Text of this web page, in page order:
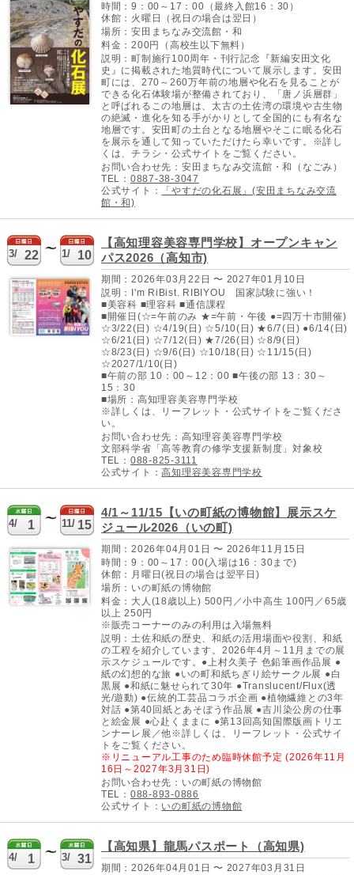
時間：9：00～17：00（最終入館16：30）
休館：火曜日（祝日の場合は翌日）
場所：安田まちなみ交流館・和
料金：200円（高校生以下無料）
説明：町制施行100周年・刊行記念『新編安田文化
史』に掲載された地質時代について展示します。安田
町には、270～260万年前の地層や化石を見ることが
できる化石体験場が整備されており、「唐ノ浜層群」
と呼ばれるこの地層は、太古の土佐湾の環境や古生物
の絶滅・進化を知る手がかりとして全国的にも有名な
地層です。安田町の土台となる地層やそこに眠る化石
を展示を通して知っていただけたら幸いです。※詳し
くは、チラシ・公式サイトをご覧ください。
お問い合わせ先：安田まちなみ交流館・和（なごみ）
TEL： 0887-38-3047
公式サイト：
「やすだの化石展」(安田まちなみ交流
館・和)
3/ 22 1/ 10
【高知理容美容専門学校】オープンキャン
パス2026（高知市)
期間：2026年03月22日 〜 2027年01月10日
説明：I'm RiBist. RIBIYOU 国家試験に強い！
■美容科 ■理容科 ■通信課程
■開催日(☆=午前のみ ★=午前・午後 ●=四万十市開催)
☆3/22(日) ☆4/19(日) ☆5/10(日) ★6/7(日) ●6/14(日)
☆6/21(日) ☆7/12(日) ★7/26(日) ☆8/9(日)
☆8/23(日) ☆9/6(日) ☆10/18(日) ☆11/15(日)
☆2027/1/10(日)
■午前の部 10：00～12：00 ■午後の部 13：30～
15：30
■場所：高知理容美容専門学校
※詳しくは、リーフレット・公式サイトをご覧くださ
い。
お問い合わせ先：高知理容美容専門学校
文部科学省「高等教育の修学支援新制度」対象校
TEL： 088-825-3111
公式サイト：高知理容美容専門学校
4/ 1 11/ 15
4/1～11/15【いの町紙の博物館】展示スケ
ジュール2026（いの町)
期間：2026年04月01日 〜 2026年11月15日
時間：9：00～17：00(入場は16：30まで)
休館：月曜日(祝日の場合は翌平日)
場所：いの町紙の博物館
料金：大人(18歳以上) 500円／小中高生 100円／65歳
以上 250円
※販売コーナーのみの利用は入場無料
説明：土佐和紙の歴史、和紙の活用場面や役割、和紙
の工程を紹介しています。2026年4月～11月までの展
示スケジュールです。●上村久美子 色鉛筆画作品展 ●
紙の幻想的な旅 ●いの町和紙ちぎり絵サークル展 ●白
黒展 ●和紙に魅せられて30年 ●Translucent/Flux(透
光/遊動) ●伝統的工芸品コラボ企画 ●植物繊維との3年
対話 ●第40回紙とあそぼう作品展 ●吉川染公房の仕事
と絵金展 ●心赴くままに ●第13回高知国際版画トリエ
ンナーレ展／他※詳しくは、リーフレット・公式サイ
トをご覧ください。
※リニューアル工事のため臨時休館予定 (2026年11月
16日～2027年3月31日)
お問い合わせ先：いの町紙の博物館
TEL： 088-893-0886
公式サイト： いの町紙の博物館
4/ 1 3/ 31
【高知県】龍馬パスポート（高知県)
期間：2026年04月01日 〜 2027年03月31日